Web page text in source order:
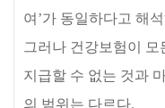
여 ’가 동일하다고 해
그러나 건강보험이 모
지급할 수 없는 것과
의 범위는 다르다.